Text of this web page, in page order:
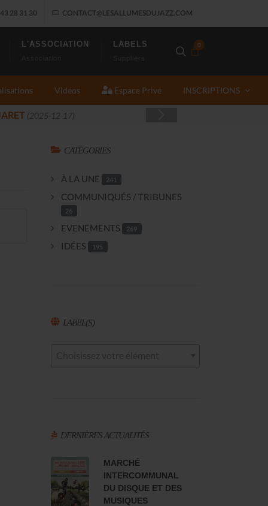
28 31 30 CONTACT@LESALLUMESDUJAZZ.COM
0
L'ASSOCIATION LABELS
Vidéos Espace Privé INSCRIPTIONS
14)
CATÉGORIES
À LA UNE 241
COMMUNIQUÉS / TRIBUNES
26
EVENEMENTS 269
IDÉES 195
LABEL(S)
DERNIÈRES ACTUALITÉS
MARCHÉ
INTERCOMMUNAL
DU DISQUE ET DES
MUSIQUES